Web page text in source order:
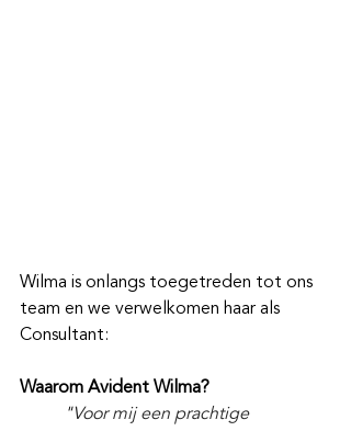
Wilma is onlangs toegetreden tot ons
team en we verwelkomen haar als
Consultant:
Waarom Avident Wilma?
"Voor mij een prachtige